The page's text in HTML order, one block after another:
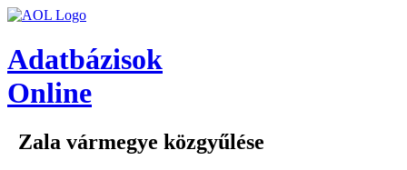
Adatbázisok
Online
Zala vármegye közgyűlése